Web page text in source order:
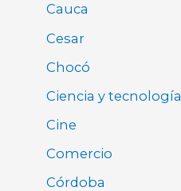
Cauca
Cesar
Chocó
Ciencia y tecnología
Cine
Comercio
Córdoba